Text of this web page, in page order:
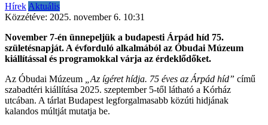
Hírek Aktuális
Közzétéve: 2025. november 6. 10:31
November 7-én ünnepeljük a budapesti Árpád híd 75.
születésnapját. A évforduló alkalmából az Óbudai Múzeum
kiállítással és programokkal várja az érdeklődőket.
Az Óbudai Múzeum
„Az ígéret hídja. 75 éves az Árpád híd” című
szabadtéri kiállítása 2025. szeptember 5-től látható a Kórház
utcában. A tárlat Budapest legforgalmasabb közúti hidjának
kalandos múltját mutatja be.